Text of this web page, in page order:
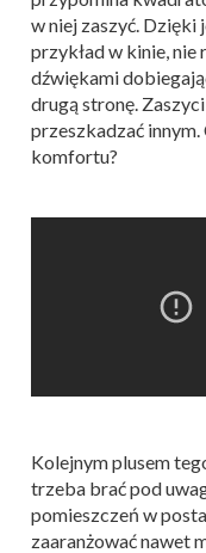
w niej zaszyć. Dzięki
przykład w kinie, nie
dźwiękami
drugą stronę.
przeszkadzać innym.
komfortu?
Kolejnym plusem
trzeba brać pod
pomieszczeń w
zaaranżować nawet